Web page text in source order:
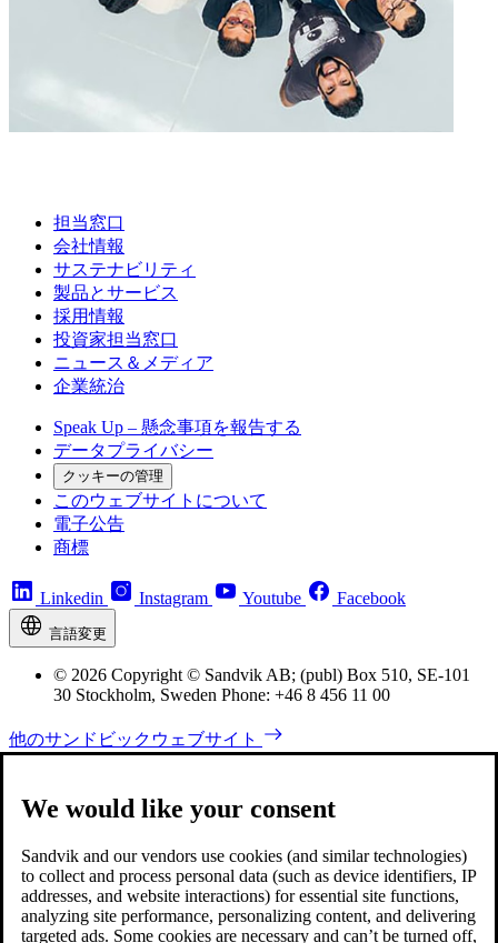
担当窓口
会社情報
サステナビリティ
製品とサービス
採用情報
投資家担当窓口
ニュース＆メディア
企業統治
Speak Up – 懸念事項を報告する
データプライバシー
クッキーの管理
このウェブサイトについて
電子公告
商標
Linkedin Instagram Youtube Facebook
言語変更
© 2026 Copyright © Sandvik AB; (publ) Box 510, SE-101
30 Stockholm, Sweden Phone: +46 8 456 11 00
他のサンドビックウェブサイト
We would like your consent
Sandvik and our vendors use cookies (and similar technologies)
to collect and process personal data (such as device identifiers, IP
addresses, and website interactions) for essential site functions,
analyzing site performance, personalizing content, and delivering
targeted ads. Some cookies are necessary and can’t be turned off,